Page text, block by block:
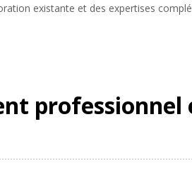
existante et des expertises
professionnel